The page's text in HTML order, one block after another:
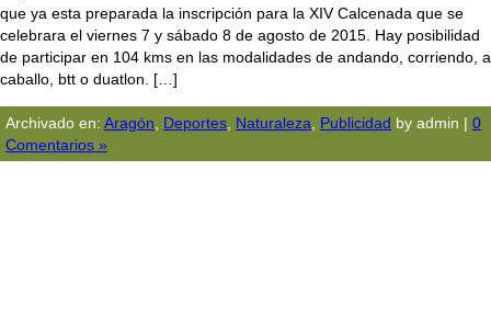
que ya esta preparada la inscripción para la XIV Calcenada que se
celebrara el viernes 7 y sábado 8 de agosto de 2015. Hay posibilidad
de participar en 104 kms en las modalidades de andando, corriendo, a
caballo, btt o duatlon. […]
Archivado en: Aragón Deportes Naturaleza Publicidad by admin | 0
Comentarios »